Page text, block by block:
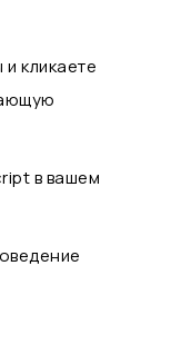
кликаете
в вашем